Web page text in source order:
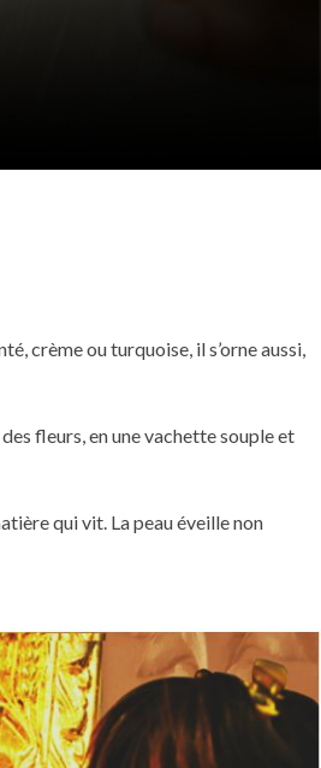
crème ou turquoise, il s’orne aussi,
fleurs, en une vachette souple et
qui vit. La peau éveille non